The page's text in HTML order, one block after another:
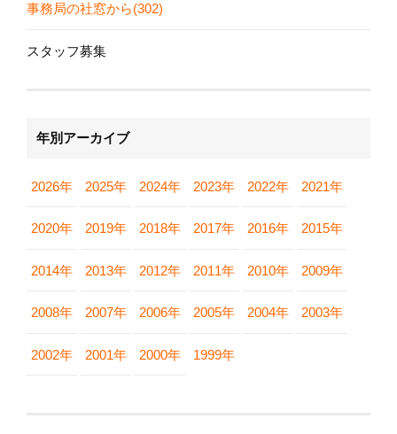
事務局の社窓から(302)
スタッフ募集
年別アーカイブ
2026年 2025年 2024年 2023年 2022年 2021年
2020年 2019年 2018年 2017年 2016年 2015年
2014年 2013年 2012年 2011年 2010年 2009年
2008年 2007年 2006年 2005年 2004年 2003年
2002年 2001年 2000年 1999年